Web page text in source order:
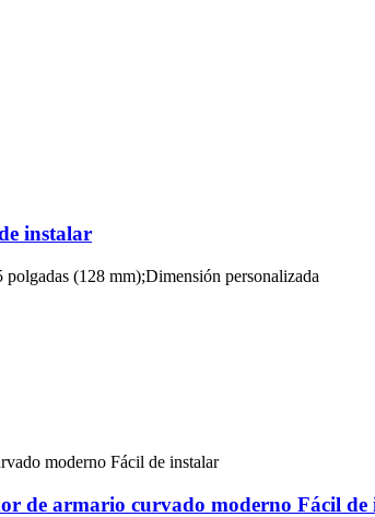
instalar
(128 mm);Dimensión personalizada
de armario curvado moderno Fácil de